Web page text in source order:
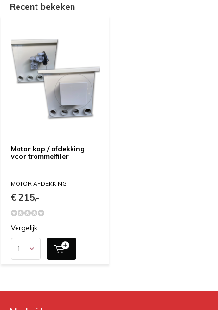
Recent bekeken
Motor kap / afdekking
voor trommelfiler
MOTOR AFDEKKING
€ 215,-
Vergelijk